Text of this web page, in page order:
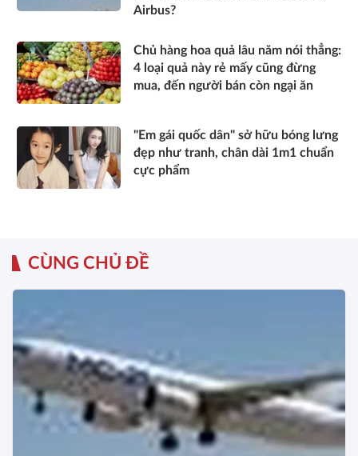
Airbus?
Chủ hàng hoa quả lâu năm nói thẳng:
4 loại quả này rẻ mấy cũng đừng
mua, đến người bán còn ngại ăn
"Em gái quốc dân" sở hữu bóng lưng
đẹp như tranh, chân dài 1m1 chuẩn
cực phẩm
CÙNG CHỦ ĐỀ